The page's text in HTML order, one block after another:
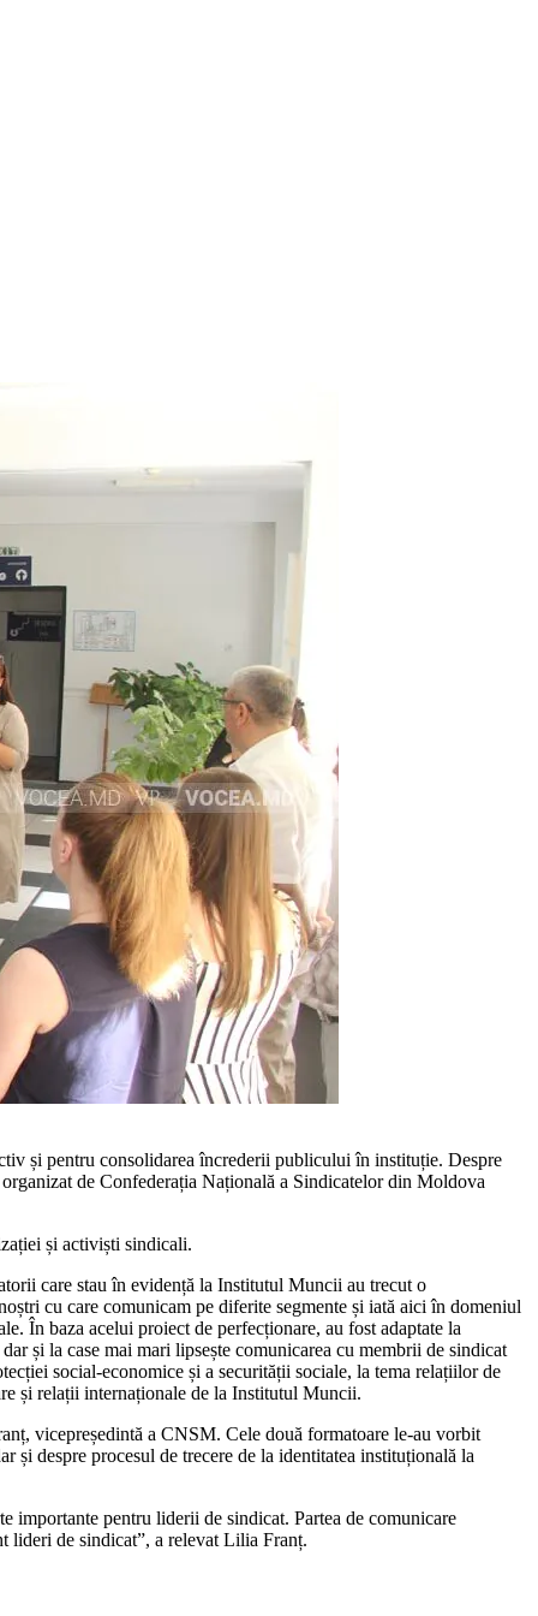
și pentru consolidarea încre­derii publicului în instituție. Despre
de Confederația Națională a Sindicatelor din Moldova
și activiști sindicali.
care stau în evidență la Institutul Muncii au trecut o
cu care comunicam pe diferite segmente și iată aici în domeniul
În baza acelui proiect de perfecționare, au fost adaptate la
și la case mai mari lipsește comunicarea cu membrii de sindicat
so­cial-economice și a securității sociale, la tema relațiilor de
și relații internaționale de la Institutul Muncii.
vicepreședintă a CNSM. Cele două formatoare le-au vorbit
despre procesul de trecere de la identitatea instituțională la
importante pentru liderii de sindicat. Partea de comuni­care
lideri de sindicat”, a relevat Lilia Franț.